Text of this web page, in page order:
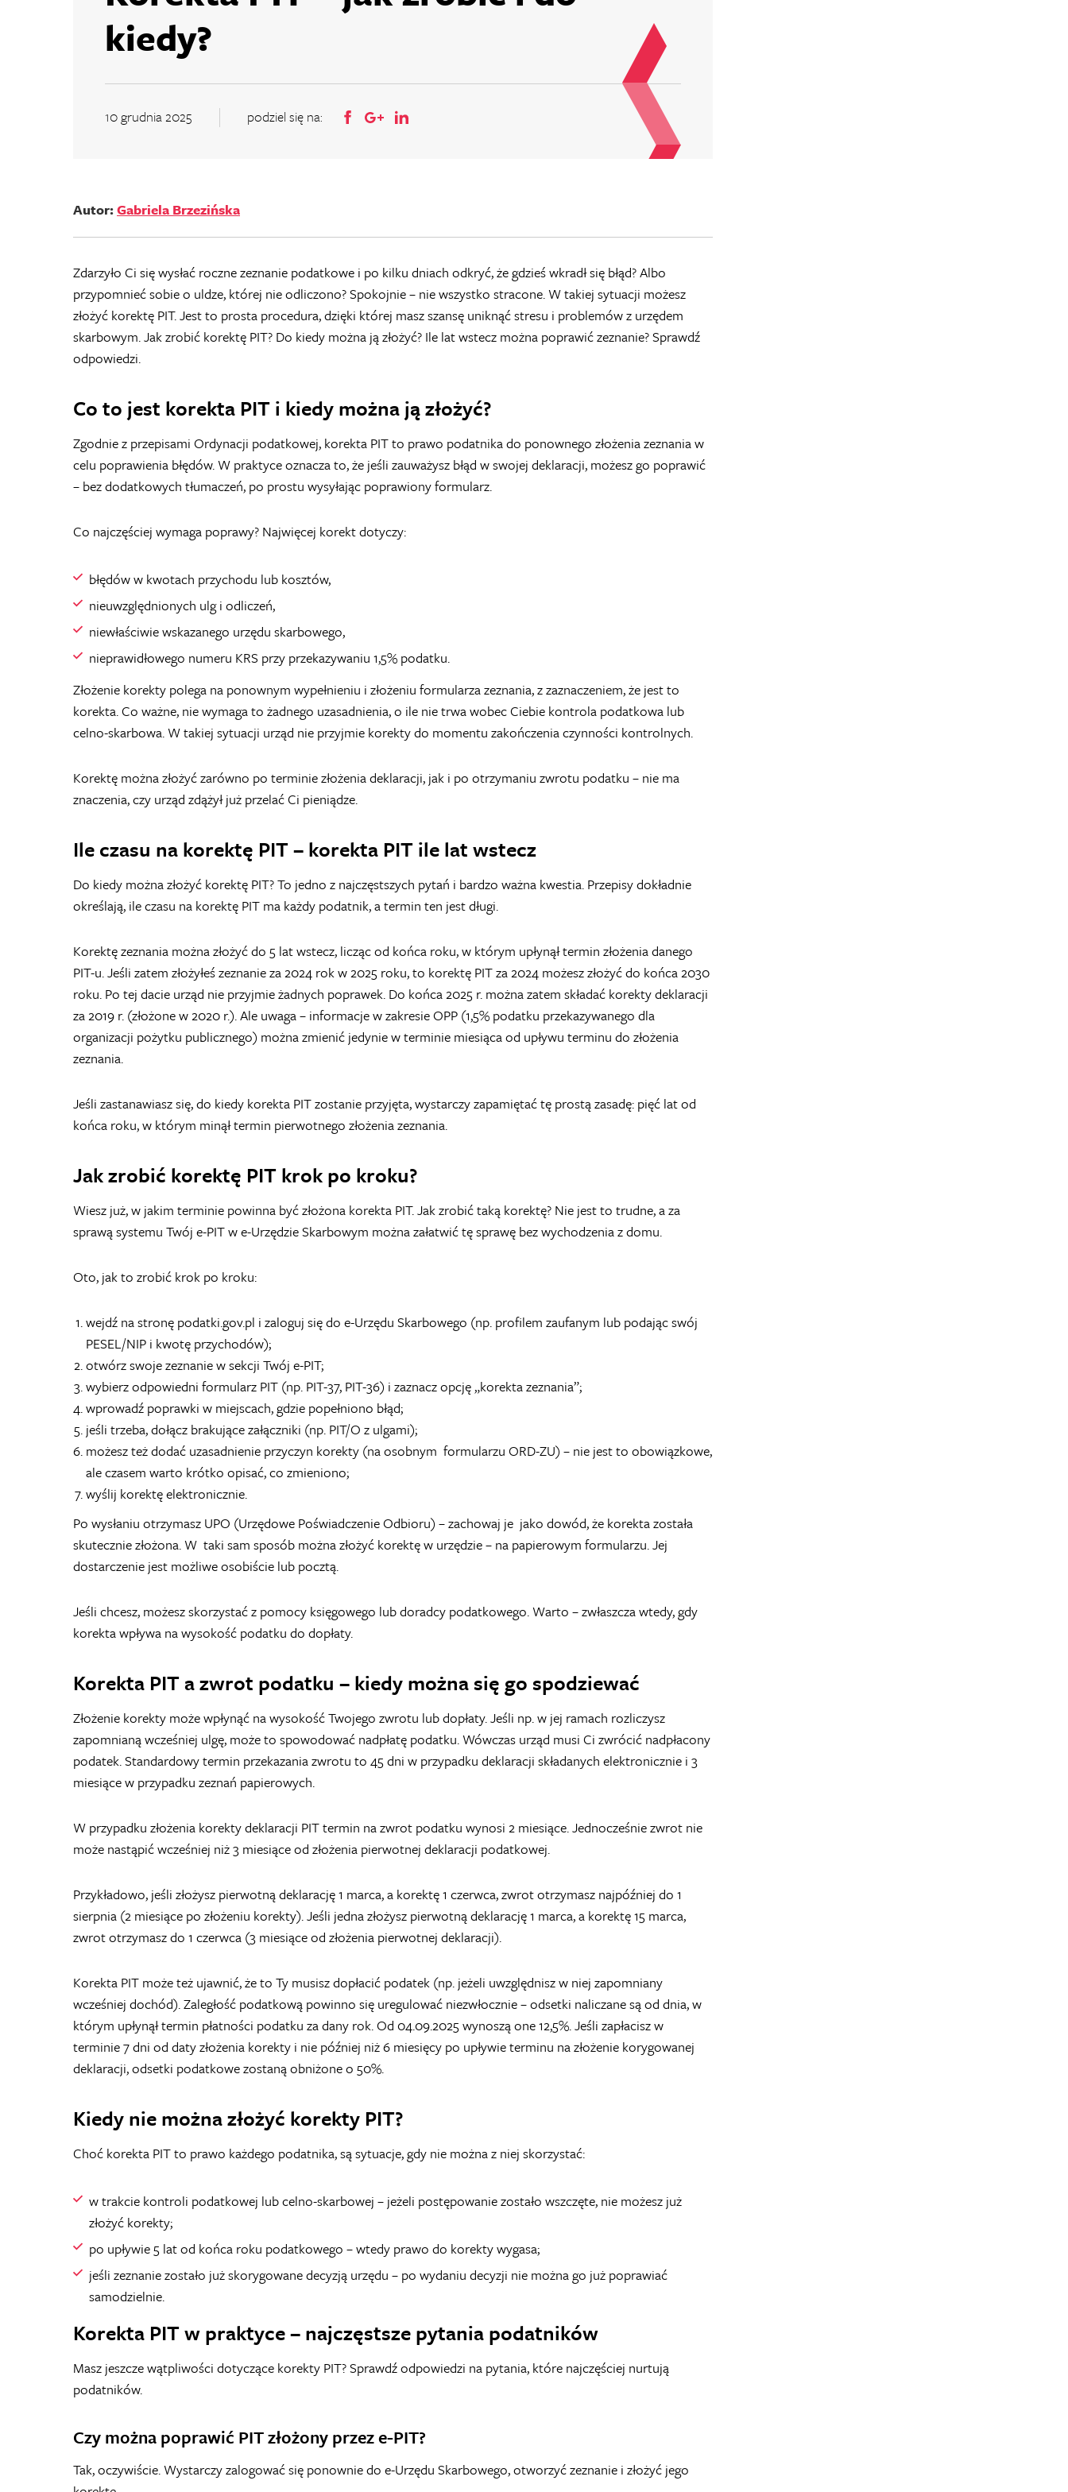
kiedy?
10 grudnia 2025 podziel się na:
Autor:Gabriela Brzezińska
Zdarzyło Ci się wysłać roczne zeznanie podatkowe i po kilku dniach odkryć, że gdzieś wkradł się błąd? Albo
przypomnieć sobie o uldze, której nie odliczono? Spokojnie – nie wszystko stracone. W takiej sytuacji możesz
złożyć korektę PIT. Jest to prosta procedura, dzięki której masz szansę uniknąć stresu i problemów z urzędem
skarbowym. Jak zrobić korektę PIT? Do kiedy można ją złożyć? Ile lat wstecz można poprawić zeznanie? Sprawdź
odpowiedzi.
Co to jest korekta PIT i kiedy można ją złożyć?
Zgodnie z przepisami Ordynacji podatkowej, korekta PIT to prawo podatnika do ponownego złożenia zeznania w
celu poprawienia błędów. W praktyce oznacza to, że jeśli zauważysz błąd w swojej deklaracji, możesz go poprawić
– bez dodatkowych tłumaczeń, po prostu wysyłając poprawiony formularz.
Co najczęściej wymaga poprawy? Najwięcej korekt dotyczy:
błędów w kwotach przychodu lub kosztów,
nieuwzględnionych ulg i odliczeń,
niewłaściwie wskazanego urzędu skarbowego,
nieprawidłowego numeru KRS przy przekazywaniu 1,5% podatku.
Złożenie korekty polega na ponownym wypełnieniu i złożeniu formularza zeznania, z zaznaczeniem, że jest to
korekta. Co ważne, nie wymaga to żadnego uzasadnienia, o ile nie trwa wobec Ciebie kontrola podatkowa lub
celno-skarbowa. W takiej sytuacji urząd nie przyjmie korekty do momentu zakończenia czynności kontrolnych.
Korektę można złożyć zarówno po terminie złożenia deklaracji, jak i po otrzymaniu zwrotu podatku – nie ma
znaczenia, czy urząd zdążył już przelać Ci pieniądze.
Ile czasu na korektę PIT – korekta PIT ile lat wstecz
Do kiedy można złożyć korektę PIT? To jedno z najczęstszych pytań i bardzo ważna kwestia. Przepisy dokładnie
określają, ile czasu na korektę PIT ma każdy podatnik, a termin ten jest długi.
Korektę zeznania można złożyć do 5 lat wstecz, licząc od końca roku, w którym upłynął termin złożenia danego
PIT-u. Jeśli zatem złożyłeś zeznanie za 2024 rok w 2025 roku, to korektę PIT za 2024 możesz złożyć do końca 2030
roku. Po tej dacie urząd nie przyjmie żadnych poprawek. Do końca 2025 r. można zatem składać korekty deklaracji
za 2019 r. (złożone w 2020 r.). Ale uwaga – informacje w zakresie OPP (1,5% podatku przekazywanego dla
organizacji pożytku publicznego) można zmienić jedynie w terminie miesiąca od upływu terminu do złożenia
zeznania.
Jeśli zastanawiasz się, do kiedy korekta PIT zostanie przyjęta, wystarczy zapamiętać tę prostą zasadę: pięć lat od
końca roku, w którym minął termin pierwotnego złożenia zeznania.
Jak zrobić korektę PIT krok po kroku?
Wiesz już, w jakim terminie powinna być złożona korekta PIT. Jak zrobić taką korektę? Nie jest to trudne, a za
sprawą systemu Twój e-PIT w e-Urzędzie Skarbowym można załatwić tę sprawę bez wychodzenia z domu.
Oto, jak to zrobić krok po kroku:
wejdź na stronę podatki.gov.pl i zaloguj się do e-Urzędu Skarbowego (np. profilem zaufanym lub podając swój
PESEL/NIP i kwotę przychodów);
otwórz swoje zeznanie w sekcji Twój e-PIT;
wybierz odpowiedni formularz PIT (np. PIT-37, PIT-36) i zaznacz opcję „korekta zeznania”;
wprowadź poprawki w miejscach, gdzie popełniono błąd;
jeśli trzeba, dołącz brakujące załączniki (np. PIT/O z ulgami);
możesz też dodać uzasadnienie przyczyn korekty (na osobnym formularzu ORD-ZU) – nie jest to obowiązkowe,
ale czasem warto krótko opisać, co zmieniono;
wyślij korektę elektronicznie.
Po wysłaniu otrzymasz UPO (Urzędowe Poświadczenie Odbioru) – zachowaj je jako dowód, że korekta została
skutecznie złożona. W taki sam sposób można złożyć korektę w urzędzie – na papierowym formularzu. Jej
dostarczenie jest możliwe osobiście lub pocztą.
Jeśli chcesz, możesz skorzystać z pomocy księgowego lub doradcy podatkowego. Warto – zwłaszcza wtedy, gdy
korekta wpływa na wysokość podatku do dopłaty.
Korekta PIT a zwrot podatku – kiedy można się go spodziewać
Złożenie korekty może wpłynąć na wysokość Twojego zwrotu lub dopłaty. Jeśli np. w jej ramach rozliczysz
zapomnianą wcześniej ulgę, może to spowodować nadpłatę podatku. Wówczas urząd musi Ci zwrócić nadpłacony
podatek. Standardowy termin przekazania zwrotu to 45 dni w przypadku deklaracji składanych elektronicznie i 3
miesiące w przypadku zeznań papierowych.
W przypadku złożenia korekty deklaracji PIT termin na zwrot podatku wynosi 2 miesiące. Jednocześnie zwrot nie
może nastąpić wcześniej niż 3 miesiące od złożenia pierwotnej deklaracji podatkowej.
Przykładowo, jeśli złożysz pierwotną deklarację 1 marca, a korektę 1 czerwca, zwrot otrzymasz najpóźniej do 1
sierpnia (2 miesiące po złożeniu korekty). Jeśli jedna złożysz pierwotną deklarację 1 marca, a korektę 15 marca,
zwrot otrzymasz do 1 czerwca (3 miesiące od złożenia pierwotnej deklaracji).
Korekta PIT może też ujawnić, że to Ty musisz dopłacić podatek (np. jeżeli uwzględnisz w niej zapomniany
wcześniej dochód). Zaległość podatkową powinno się uregulować niezwłocznie – odsetki naliczane są od dnia, w
którym upłynął termin płatności podatku za dany rok. Od 04.09.2025 wynoszą one 12,5%. Jeśli zapłaciszw
terminie 7 dni od daty złożenia korekty i nie później niż 6 miesięcy po upływie terminu na złożenie korygowanej
deklaracji, odsetki podatkowe zostaną obniżone o 50%.
Kiedy nie można złożyć korekty PIT?
Choć korekta PIT to prawo każdego podatnika, są sytuacje, gdy nie można z niej skorzystać:
w trakcie kontroli podatkowej lub celno-skarbowej – jeżeli postępowanie zostało wszczęte, nie możesz już
złożyć korekty;
po upływie 5 lat od końca roku podatkowego – wtedy prawo do korekty wygasa;
jeśli zeznanie zostało już skorygowane decyzją urzędu – po wydaniu decyzji nie można go już poprawiać
samodzielnie.
Korekta PIT w praktyce – najczęstsze pytania podatników
Masz jeszcze wątpliwości dotyczące korekty PIT? Sprawdź odpowiedzi na pytania, które najczęściej nurtują
podatników.
Czy można poprawić PIT złożony przez e-PIT?
Tak, oczywiście. Wystarczy zalogować się ponownie do e-Urzędu Skarbowego, otworzyć zeznanie i złożyć jego